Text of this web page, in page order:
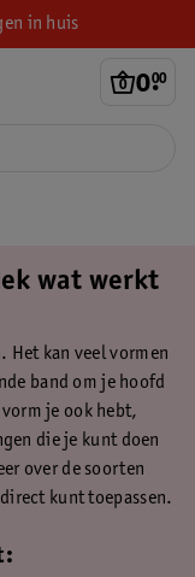
in huis
0.
00
wat werkt
Het kan veel vormen
band om je hoofd
je ook hebt,
die je kunt doen
over de soorten
kunt toepassen.